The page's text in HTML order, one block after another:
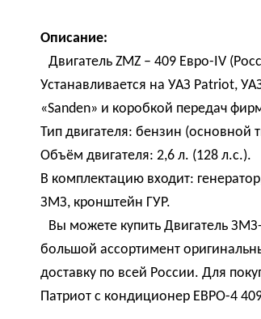
Описание:
Двигатель ZMZ – 409 Евро-IV
Устанавливается на УАЗ Patriot,
«Sanden» и коробкой передач
Тип двигателя: бензин
Объём двигателя: 2,6 л. (128 л.с.).
В комплектацию входит:
ЗМЗ, кронштейн ГУР.
Вы можете купить Двигатель
большой ассортимент
доставку по всей России. Для
Патриот с кондиционер ЕВРО-4